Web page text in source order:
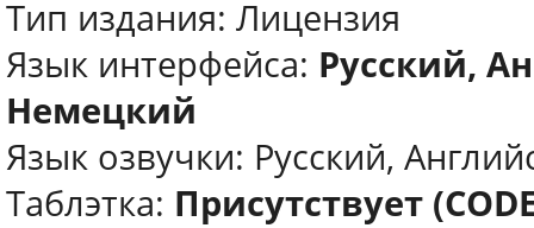
Тип издания: Лицензия
Язык интерфейса: Русский,
Немецкий
Язык озвучки: Русский,
Таблэтка: Присутствует